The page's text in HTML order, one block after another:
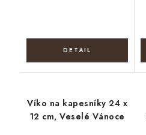
Víko na kapesníky 24 x
12 cm, Veselé Vánoce